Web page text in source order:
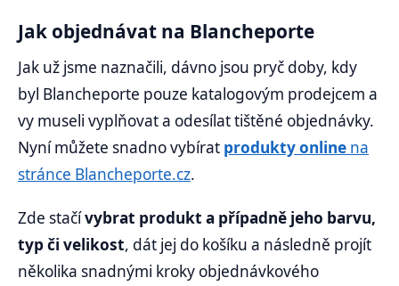
Jak objednávat na Blancheporte
Jak už jsme naznačili, dávno jsou pryč doby, kdy
byl Blancheporte pouze katalogovým prodejcem a
vy museli vyplňovat a odesílat tištěné objednávky.
Nyní můžete snadno vybírat produkty online na
stránce Blancheporte.cz.
Zde stačívybrat produkt a případně jeho barvu,
typ či velikost, dát jej do košíku a následně projít
několika snadnými kroky objednávkového